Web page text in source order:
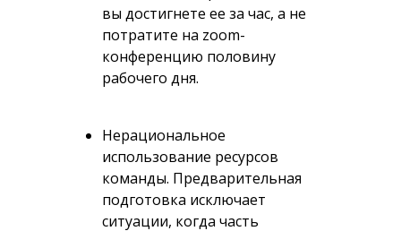
вы достигнете ее за час, а не
потратите на zoom-
конференцию половину
рабочего дня.
Нерациональное
использование ресурсов
команды. Предварительная
подготовка исключает
ситуации, когда часть